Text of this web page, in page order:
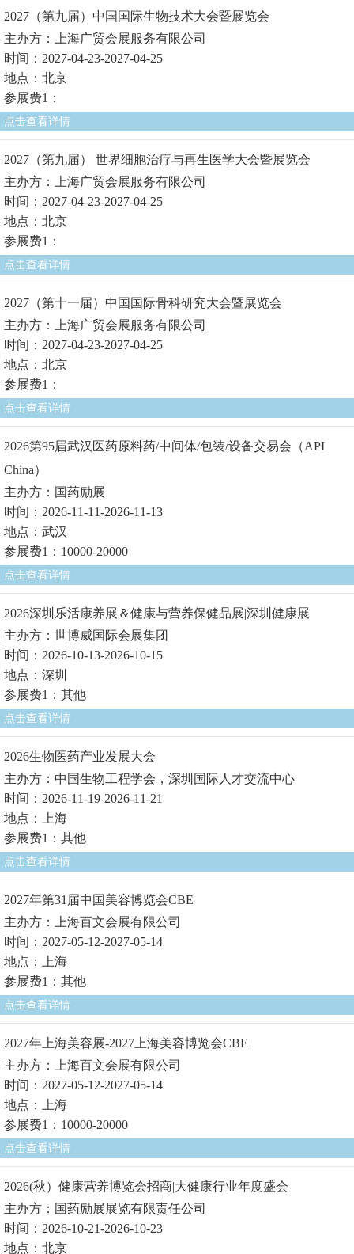
2027（第九届）中国国际生物技术大会暨展览会
主办方：上海广贸会展服务有限公司
时间：2027-04-23-2027-04-25
地点：北京
参展费1：
点击查看详情
2027（第九届） 世界细胞治疗与再生医学大会暨展览会
主办方：上海广贸会展服务有限公司
时间：2027-04-23-2027-04-25
地点：北京
参展费1：
点击查看详情
2027（第十一届）中国国际骨科研究大会暨展览会
主办方：上海广贸会展服务有限公司
时间：2027-04-23-2027-04-25
地点：北京
参展费1：
点击查看详情
2026第95届武汉医药原料药/中间体/包装/设备交易会（API
China）
主办方：国药励展
时间：2026-11-11-2026-11-13
地点：武汉
参展费1：10000-20000
点击查看详情
2026深圳乐活康养展＆健康与营养保健品展|深圳健康展
主办方：世博威国际会展集团
时间：2026-10-13-2026-10-15
地点：深圳
参展费1：其他
点击查看详情
2026生物医药产业发展大会
主办方：中国生物工程学会，深圳国际人才交流中心
时间：2026-11-19-2026-11-21
地点：上海
参展费1：其他
点击查看详情
2027年第31届中国美容博览会CBE
主办方：上海百文会展有限公司
时间：2027-05-12-2027-05-14
地点：上海
参展费1：其他
点击查看详情
2027年上海美容展-2027上海美容博览会CBE
主办方：上海百文会展有限公司
时间：2027-05-12-2027-05-14
地点：上海
参展费1：10000-20000
点击查看详情
2026(秋）健康营养博览会招商|大健康行业年度盛会
主办方：国药励展展览有限责任公司
时间：2026-10-21-2026-10-23
地点：北京